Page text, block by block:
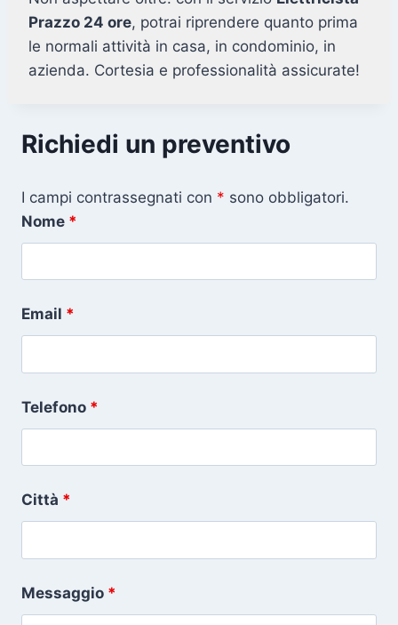
Prazzo 24 ore, potrai riprendere quanto prima
le normali attività in casa, in condominio, in
azienda. Cortesia e professionalità assicurate!
Richiedi un preventivo
I campi contrassegnati con * sono obbligatori.
Nome *
Email *
Telefono *
Città *
Messaggio *